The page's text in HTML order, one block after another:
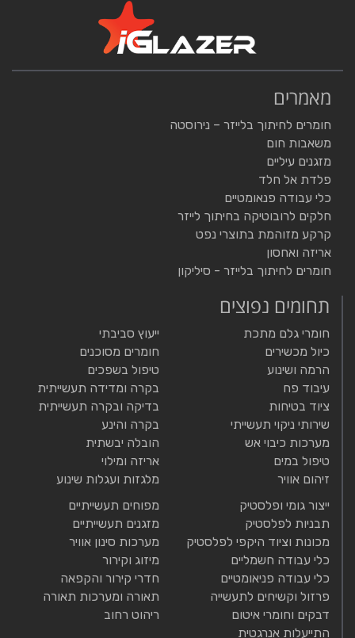
מאמרים
חומרים לחיתוך בלייזר – נירוסטה
משאבות חום
מזגנים עיליים
פלדת אל חלד
כלי עבודה פנאומטיים
חלקים לרובוטיקה בחיתוך לייזר
קרקע מזוהמת בתוצרי נפט
אריזה ואחסון
חומרים לחיתוך בלייזר - סיליקון
תחומים נפוצים
חומרי גלם מתכת
כיול מכשירים
הרמה ושינוע
עיבוד פח
ציוד בטיחות
שירותי ניקוי תעשייתי
מערכות כיבוי אש
טיפול במים
זיהום אוויר
ייעוץ סביבתי
חומרים מסוכנים
טיפול בשפכים
בקרה ומדידה תעשייתית
בדיקה ובקרה תעשייתית
בקרה והינע
הובלה יבשתית
אריזה ומילוי
מלגזות ועגלות שינוע
ייצור גומי ופלסטיק
תבניות לפלסטיק
מכונות וציוד היקפי לפלסטיק
כלי עבודה חשמליים
כלי עבודה פניאומטיים
פרזול וקשיחים לתעשייה
דבקים וחומרי איטום
התייעלות אנרגטית
מפוחים תעשייתיים
מזגנים תעשייתיים
מערכות סינון אוויר
מיזוג וקירור
חדרי קירור והקפאה
תאורה ומערכות תאורה
ריהוט רחוב